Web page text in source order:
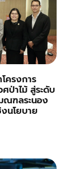
ครงการ
ป่าไม้ สู่ระดับ
ณฑลระนอง
นโยบาย